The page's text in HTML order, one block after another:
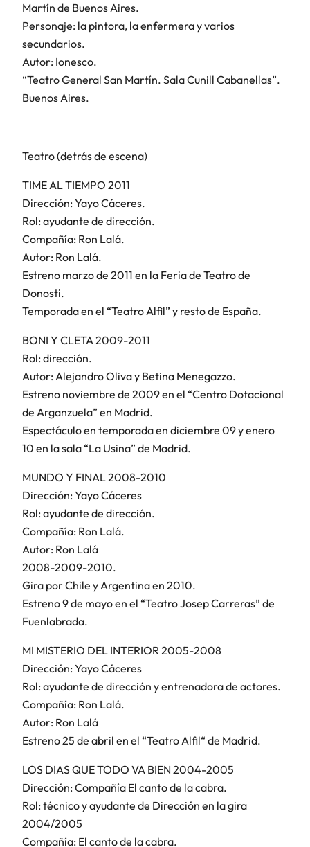
Martín de Buenos Aires.
Personaje: la pintora, la enfermera y varios
secundarios.
Autor: Ionesco.
“Teatro General San Martín. Sala Cunill Cabanellas”.
Buenos Aires.
Teatro (detrás de escena)
TIME AL TIEMPO 2011
Dirección: Yayo Cáceres.
Rol: ayudante de dirección.
Compañía: Ron Lalá.
Autor: Ron Lalá.
Estreno marzo de 2011 en la Feria de Teatro de
Donosti.
Temporada en el “Teatro Alfil” y resto de España.
BONI Y CLETA 2009-2011
Rol: dirección.
Autor: Alejandro Oliva y Betina Menegazzo.
Estreno noviembre de 2009 en el “Centro Dotacional
de Arganzuela” en Madrid.
Espectáculo en temporada en diciembre 09 y enero
10 en la sala “La Usina” de Madrid.
MUNDO Y FINAL 2008-2010
Dirección: Yayo Cáceres
Rol: ayudante de dirección.
Compañía: Ron Lalá.
Autor: Ron Lalá
2008-2009-2010.
Gira por Chile y Argentina en 2010.
Estreno 9 de mayo en el “Teatro Josep Carreras” de
Fuenlabrada.
MI MISTERIO DEL INTERIOR 2005-2008
Dirección: Yayo Cáceres
Rol: ayudante de dirección y entrenadora de actores.
Compañía: Ron Lalá.
Autor: Ron Lalá
Estreno 25 de abril en el “Teatro Alfil“ de Madrid.
LOS DIAS QUE TODO VA BIEN 2004-2005
Dirección: Compañía El canto de la cabra.
Rol: técnico y ayudante de Dirección en la gira
2004/2005
Compañía: El canto de la cabra.